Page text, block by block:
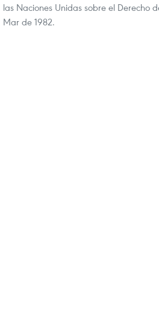
las Naciones Unidas sobre el Derecho
Mar de 1982.